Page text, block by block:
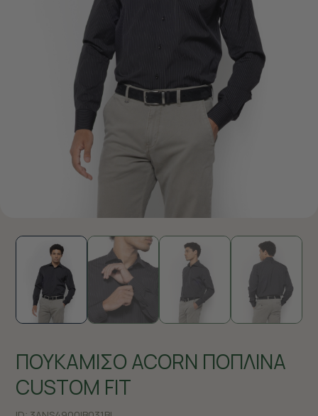
ΠΟΥΚΑΜΙΣΟ ACORN ΠΟΠΛΙΝΑ
CUSTOM FIT